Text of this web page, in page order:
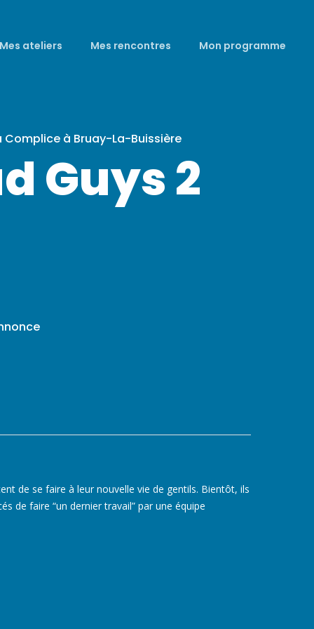
Mes ateliers Mes rencontres Mon programme
Complice à Bruay-La-Buissière
Guys 2
de se faire à leur nouvelle vie de gentils. Bientôt, ils
de faire “un dernier travail” par une équipe